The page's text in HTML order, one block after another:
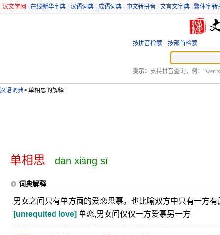
汉文学网 在线新华字典 汉语词典 成语词典 中文转拼音 文言文字典 繁体字转
按拼音检索 按部首检索
提示： 支持拼音查询，例：“wen
汉语词典> 单相思的解释
单相思 dān xiāng sī
词典解释
男女之间只有单方面的爱恋思慕。也比喻双方中只有一方有
[unrequited love] 单恋,男女间仅仅一方爱慕另一方